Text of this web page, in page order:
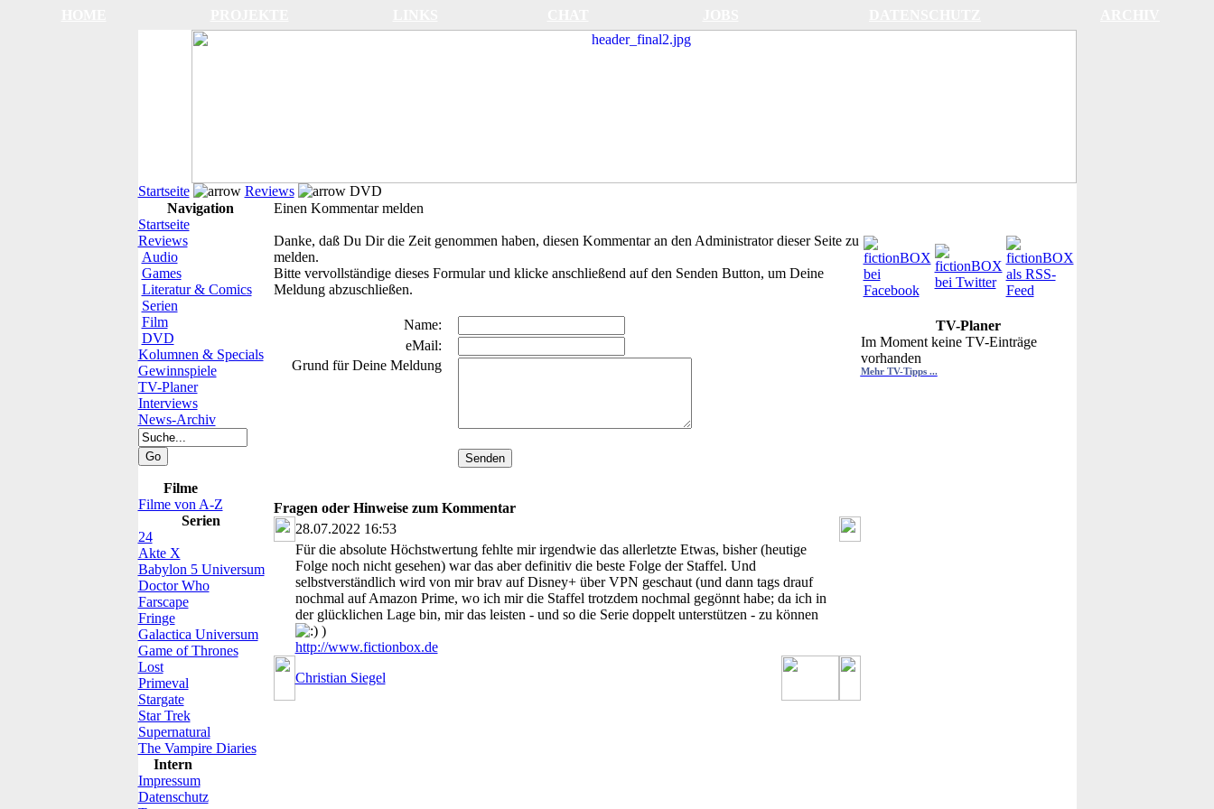
Startseite Reviews
DVD
Navigation
Startseite
Reviews
Audio
Games
Literatur & Comics
Serien
Film
DVD
Kolumnen & Specials
Gewinnspiele
TV-Planer
Interviews
News-Archiv
Filme
Filme von A-Z
Serien
24
Akte X
Babylon 5 Universum
Doctor Who
Farscape
Fringe
Galactica Universum
Game of Thrones
Lost
Primeval
Stargate
Star Trek
Supernatural
The Vampire Diaries
Intern
Impressum
Datenschutz
Einen Kommentar melden
Danke, daß Du Dir die Zeit genommen haben, diesen Kommentar an den Administrator dieser Seite zu
melden.
Bitte vervollständige dieses Formular und klicke anschließend auf den Senden Button, um Deine
Meldung abzuschließen.
Name:
eMail:
Grund für Deine Meldung
Fragen oder Hinweise zum Kommentar
28.07.2022 16:53
Für die absolute Höchstwertung fehlte mir irgendwie das allerletzte Etwas, bisher (heutige
Folge noch nicht gesehen) war das aber definitiv die beste Folge der Staffel. Und
selbstverständlich wird von mir brav auf Disney+ über VPN geschaut (und dann tags drauf
nochmal auf Amazon Prime, wo ich mir die Staffel trotzdem nochmal gegönnt habe; da ich in
der glücklichen Lage bin, mir das leisten - und so die Serie doppelt unterstützen - zu können
)
http://www.fictionbox.de
Christian Siegel
TV-Planer
Im Moment keine TV-Einträge
vorhanden
Mehr TV-Tipps ...